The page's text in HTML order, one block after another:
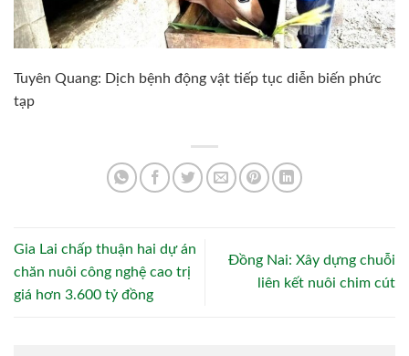
Tuyên Quang: Dịch bệnh động vật tiếp tục diễn biến phức
tạp
Gia Lai chấp thuận hai dự án
chăn nuôi công nghệ cao trị
giá hơn 3.600 tỷ đồng
Đồng Nai: Xây dựng chuỗi
liên kết nuôi chim cút